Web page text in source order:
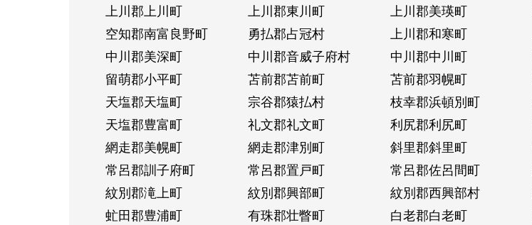
上川郡上川町
上川郡東川町 上川郡美瑛町
空知郡南富良野町
勇払郡占冠村 上川郡和寒町
中川郡美深町
中川郡音威子府村 中川郡中川町
留萌郡小平町
苫前郡苫前町 苫前郡羽幌町
天塩郡天塩町
宗谷郡猿払村 枝幸郡浜頓別町
天塩郡豊富町
礼文郡礼文町 利尻郡利尻町
網走郡美幌町
網走郡津別町 斜里郡斜里町
常呂郡訓子府町
常呂郡置戸町 常呂郡佐呂間町
紋別郡滝上町
紋別郡興部町 紋別郡西興部村
虻田郡豊浦町
有珠郡壮瞥町 白老郡白老町